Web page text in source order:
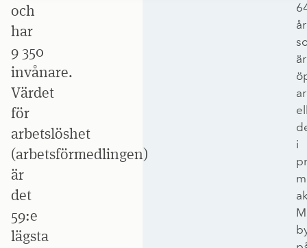
och
har
9 350
invånare.
Värdet
för
arbetslöshet
(arbetsförmedlingen)
är
det
59:e
lägsta
år
är
i